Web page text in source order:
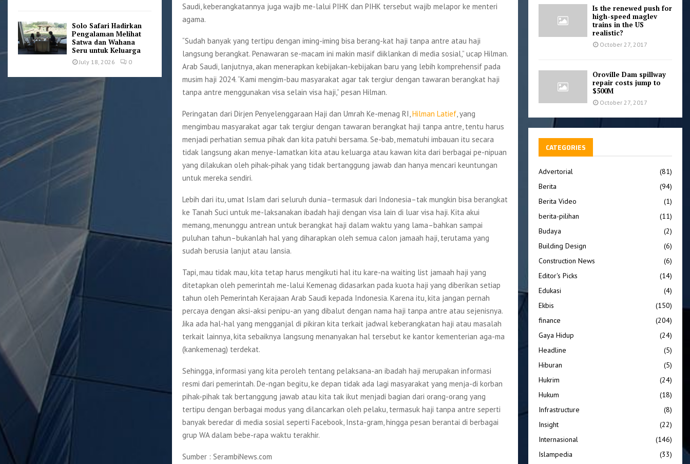
Saudi, keberangkatannya juga wajib me-lalui PIHK dan PIHK tersebut wajib melapor ke menteri
agama.
“Sudah banyak yang tertipu dengan iming-iming bisa berang-kat haji tanpa antre atau haji
langsung berangkat. Penawaran se-macam ini makin masif diiklankan di media sosial,” ucap Hilman.
Arab Saudi, lanjutnya, akan menerapkan kebijakan-kebijakan baru yang lebih komprehensif pada
musim haji 2024. “Kami mengim-bau masyarakat agar tak tergiur dengan tawaran berangkat haji
tanpa antre menggunakan visa selain visa haji,” pesan Hilman.
Peringatan dari Dirjen Penyelenggaraan Haji dan Umrah Ke-menag RI, Hilman Latief , yang
mengimbau masyarakat agar tak tergiur dengan tawaran berangkat haji tanpa antre, tentu harus
menjadi perhatian semua pihak dan kita patuhi bersama. Se-bab, mematuhi imbauan itu secara
tidak langsung akan menye-lamatkan kita atau keluarga atau kawan kita dari berbagai pe-nipuan
yang dilakukan oleh pihak-pihak yang tidak bertanggung jawab dan hanya mencari keuntungan
untuk mereka sendiri.
Lebih dari itu, umat Islam dari seluruh dunia–termasuk dari Indonesia–tak mungkin bisa berangkat
ke Tanah Suci untuk me-laksanakan ibadah haji dengan visa lain di luar visa haji. Kita akui
memang, menunggu antrean untuk berangkat haji dalam waktu yang lama–bahkan sampai
puluhan tahun–bukanlah hal yang diharapkan oleh semua calon jamaah haji, terutama yang
sudah berusia lanjut atau lansia.
Tapi, mau tidak mau, kita tetap harus mengikuti hal itu kare-na waiting list jamaah haji yang
ditetapkan oleh pemerintah me-lalui Kemenag didasarkan pada kuota haji yang diberikan setiap
tahun oleh Pemerintah Kerajaan Arab Saudi kepada Indonesia. Karena itu, kita jangan pernah
percaya dengan aksi-aksi penipu-an yang dibalut dengan nama haji tanpa antre atau sejenisnya.
Jika ada hal-hal yang mengganjal di pikiran kita terkait jadwal keberangkatan haji atau masalah
terkait lainnya, kita sebaiknya langsung menanyakan hal tersebut ke kantor kementerian aga-ma
(kankemenag) terdekat.
Sehingga, informasi yang kita peroleh tentang pelaksana-an ibadah haji merupakan informasi
resmi dari pemerintah. De-ngan begitu, ke depan tidak ada lagi masyarakat yang menja-di korban
pihak-pihak tak bertanggung jawab atau kita tak ikut menjadi bagian dari orang-orang yang
tertipu dengan berbagai modus yang dilancarkan oleh pelaku, termasuk haji tanpa antre seperti
banyak beredar di media sosial seperti Facebook, Insta-gram, hingga pesan berantai di berbagai
grup WA dalam bebe-rapa waktu terakhir.
Sumber : SerambiNews.com
Solo Safari Hadirkan
Pengalaman Melihat
Satwa dan Wahana
Seru untuk Keluarga
July 18, 2026 0
Is the renewed push for
high-speed maglev
trains in the US
realistic?
October 27, 2017
Oroville Dam spillway
repair costs jump to
$500M
October 27, 2017
CATEGORIES
Advertorial
(81)
Berita
(94)
Berita Video
(1)
berita-pilihan
(11)
Budaya
(2)
Building Design
(6)
Construction News
(6)
Editor's Picks
(14)
Edukasi
(4)
Ekbis
(150)
finance
(204)
Gaya Hidup
(24)
Headline
(5)
Hiburan
(5)
Hukrim
(24)
Hukum
(18)
Infrastructure
(8)
Insight
(22)
Internasional
(146)
Islampedia
(33)